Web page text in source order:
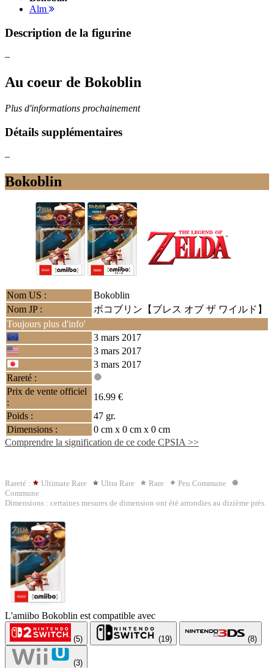
Alm
Description de la figurine
–
Au coeur de Bokoblin
Plus d'informations prochainement
Détails supplémentaires
–
Bokoblin
Nom US :
Bokoblin
Nom JP :
ボコブリン【ブレス オブ ザ ワイルド】
Toujours plus d'info'
3 mars 2017
3 mars 2017
3 mars 2017
Rareté :
Prix de vente officiel
:
16.99 €
Poids :
47 gr.
Dimensions :
0 cm x 0 cm x 0 cm
Comprendre la signification de ce code CPSIA >>
Rareté : Ultimate Rare Ultra Rare Rare
Peu Commune
Commune
Dimensions : certaines mesures de dimension ont été arrondies au dizième près.
L'amiibo Bokoblin est compatible avec
(5) (19) (8)
(3)